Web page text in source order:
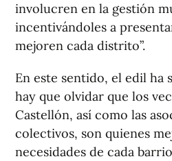
involucren en la gestión
incentivándoles a
mejoren cada distrito”.
En este sentido, el edil ha
hay que olvidar que los
Castellón, así como las
colectivos, son quienes
necesidades de cada